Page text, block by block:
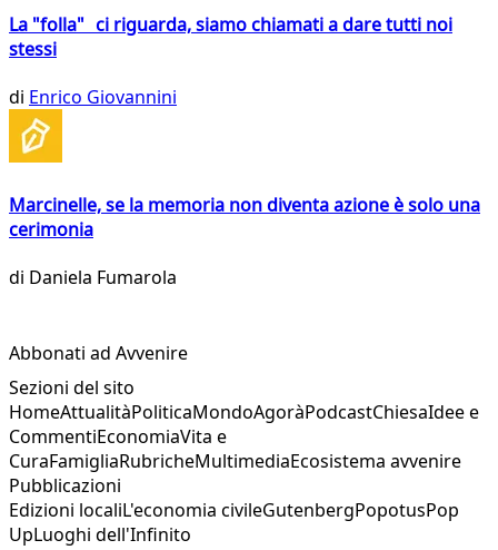
La "folla" ci riguarda, siamo chiamati a dare tutti noi
stessi
di Enrico Giovannini
Marcinelle, se la memoria non diventa azione è solo una
cerimonia
di Daniela Fumarola
Abbonati ad Avvenire
Sezioni del sito
HomeAttualitàPoliticaMondoAgoràPodcastChiesaIdee e
CommentiEconomiaVita e
CuraFamigliaRubricheMultimediaEcosistema avvenire
Pubblicazioni
Edizioni localiL'economia civileGutenbergPopotusPop
UpLuoghi dell'Infinito